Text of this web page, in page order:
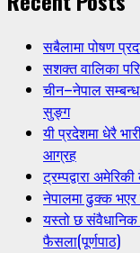
सबैलामा पोषण
सशक्त वालिका
चीन–नेपाल
सुङ्ग
यी प्रदेशमा धेरै
आग्रह
ट्रम्पद्वारा
नेपालमा ढुक्क
यस्तो छ संवैधानिक
फैसला(पूर्णपाठ)